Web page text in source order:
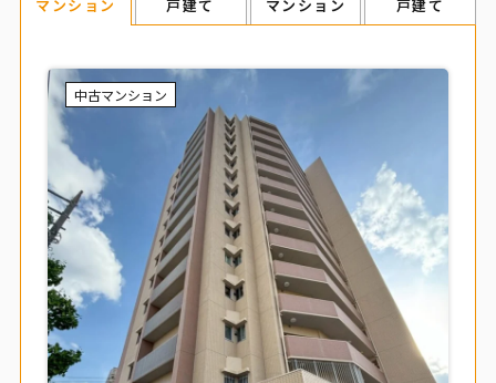
マンション 戸建て マンション 戸建て
中古マンション